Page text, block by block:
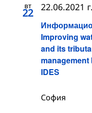
вт
22
Improving
and its
IDES
22.06.2021 г.
София